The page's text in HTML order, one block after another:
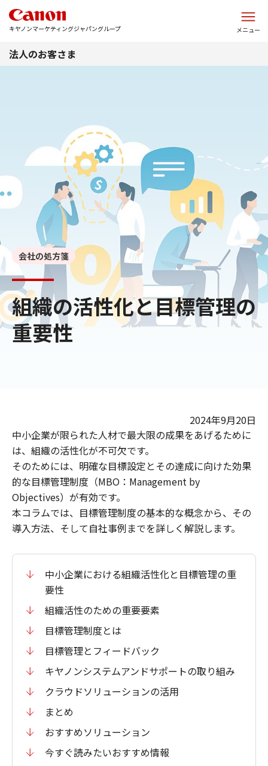
キヤノンマーケティングジャパングループ メニュー
法人のお客さま
組織の活性化と目標管理の
重要性
会社の処方箋
2024年9月20日
中小企業が限られた人材で最大限の成果をあげるために
は、組織の活性化が不可欠です。
そのためには、明確な目標設定とその達成に向けた効果
的な目標管理制度（MBO：Management by
Objectives）が有効です。
本コラムでは、目標管理制度の基本的な概念から、その
導入方法、そして自社事例までを詳しく解説します。
中小企業における組織活性化と目標管理の重
要性
組織活性のための重要要素
目標管理制度とは
目標管理とフィードバック
キヤノンシステムアンドサポートの取り組み
クラウドソリューションの活用
まとめ
おすすめソリューション
今すぐ読みたいおすすめ情報